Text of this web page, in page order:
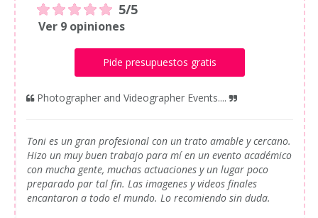
5/5
Ver 9 opiniones
Pide presupuestos gratis
Photographer and Videographer Events....
Toni es un gran profesional con un trato amable y cercano.
Hizo un muy buen trabajo para mí en un evento académico
con mucha gente, muchas actuaciones y un lugar poco
preparado par tal fin. Las imagenes y videos finales
encantaron a todo el mundo. Lo recomiendo sin duda.